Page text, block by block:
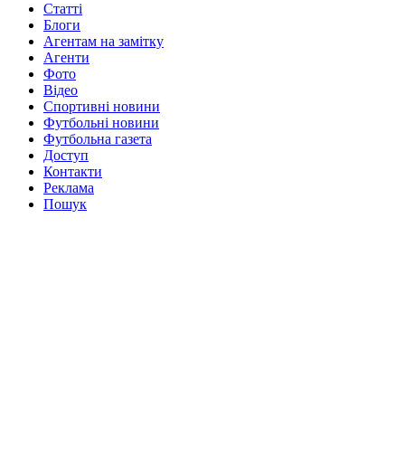
Статті
Блоги
Агентам на замітку
Агенти
Фото
Відео
Спортивні новини
Футбольні новини
Футбольна газета
Доступ
Контакти
Реклама
Пошук